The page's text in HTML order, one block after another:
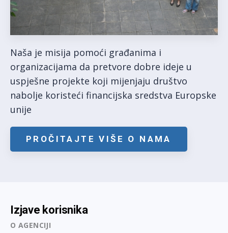
Naša je misija pomoći građanima i
organizacijama da pretvore dobre ideje u
uspješne projekte koji mijenjaju društvo
nabolje koristeći financijska sredstva Europske
unije
PROČITAJTE VIŠE O NAMA
Izjave korisnika
O AGENCIJI